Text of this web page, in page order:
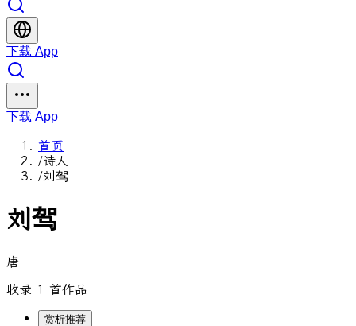
下载 App
下载 App
首页
/诗人
/刘驾
刘驾
唐
收录 1 首作品
赏析推荐